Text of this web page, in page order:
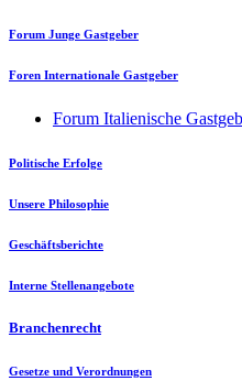
Forum Junge Gastgeber
Foren Internationale Gastgeber
Forum Italienische
Politische Erfolge
Unsere Philosophie
Geschäftsberichte
Interne Stellenangebote
Branchenrecht
Gesetze und Verordnungen